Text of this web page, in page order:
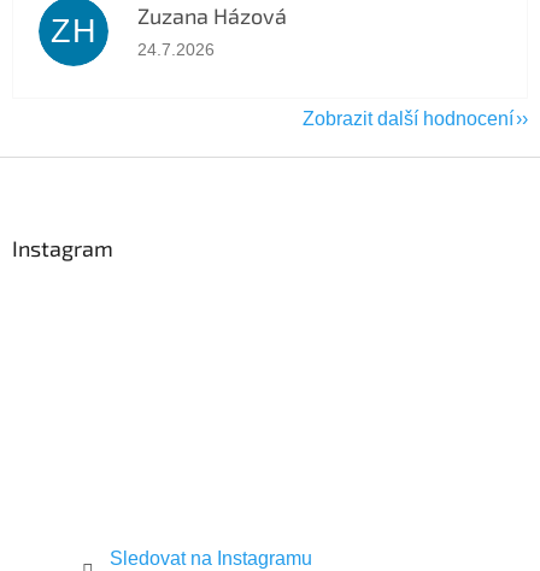
ZH Zuzana Házová
Hodnocení obchodu je 5 z 5 hvězdiček.
24.7.2026
Zobrazit další hodnocení
Instagram
Sledovat na Instagramu